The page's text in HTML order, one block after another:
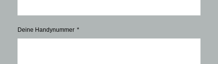
Deine Handynummer